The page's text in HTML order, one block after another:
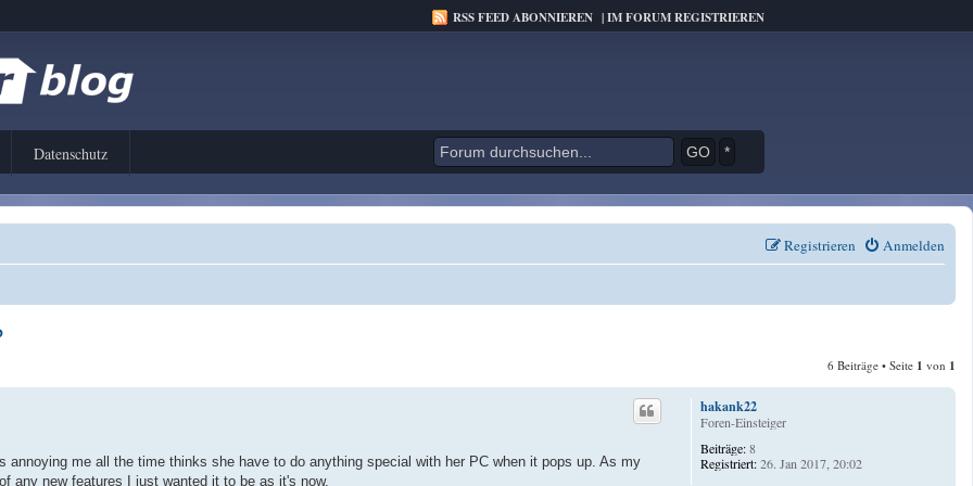
RSS FEED ABONNIEREN |IM FORUM REGISTRIEREN
Datenschutz *
Anmelden
Registrieren
6 Beiträge • Seite 1 von 1
hakank22
Foren-Einsteiger
Beiträge:8
Registriert:26. Jan 2017, 20:02
me all the time thinks she have to do anything special with her PC when it pops up. As my
any new features I just wanted it to be as it's now.